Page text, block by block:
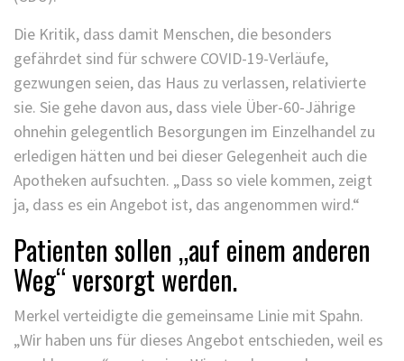
Die Kritik, dass damit Menschen, die besonders
gefährdet sind für schwere COVID-19-Verläufe,
gezwungen seien, das Haus zu verlassen, relativierte
sie. Sie gehe davon aus, dass viele Über-60-Jährige
ohnehin gelegentlich Besorgungen im Einzelhandel zu
erledigen hätten und bei dieser Gelegenheit auch die
Apotheken aufsuchten. „Dass so viele kommen, zeigt
ja, dass es ein Angebot ist, das angenommen wird.“
Patienten sollen „auf einem anderen
Weg“ versorgt werden.
Merkel verteidigte die gemeinsame Linie mit Spahn.
„Wir haben uns für dieses Angebot entschieden, weil es